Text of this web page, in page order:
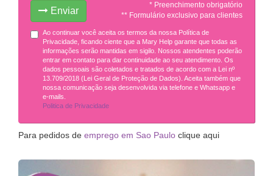
Enviar
* Preenchimento obrigatório
** Formulário exclusivo para clientes
Ao continuar você aceita os termos da nossa Política de
Privacidade, ficando ciente que a Mary Help garante que todas as
informações serão mantidas em sigilo. Nossos atendentes poderão
entrar em contato para dar continuidade ao seu atendimento. Os
dados pessoais são coletados e tratados de acordo com a Lei nº
13.709/2018 (Lei Geral de Proteção de Dados). Aceita também que
nossa comunicação seja desenvolvida via telefone e Whatsapp e
e-mails.
Politica de Privacidade
Para pedidos de emprego em Sao Paulo clique aqui